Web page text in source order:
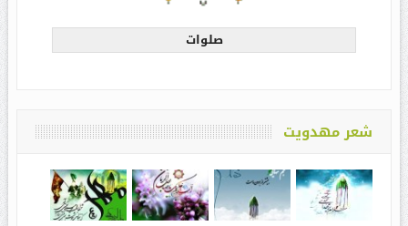
صلوات
شعر مهدویت